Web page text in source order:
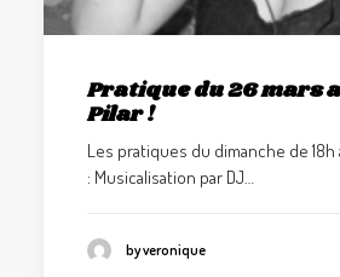
Pratique du 26 mars
Pilar !
Les pratiques du dimanche de 18h
: Musicalisation par DJ…
by veronique